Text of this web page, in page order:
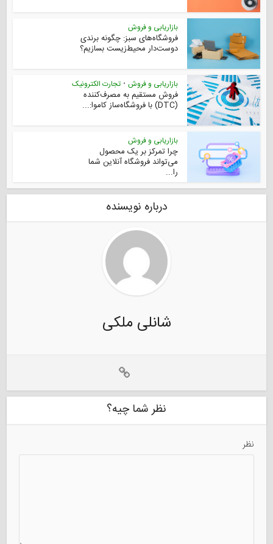
بازاریابی و فروش
فروشگاه‌های سبز: چگونه برندی
دوست‌دار محیط‌زیست بسازیم؟
بازاریابی و فروش • تجارت الکترونیک
فروش مستقیم به مصرف‌کننده
(DTC) با فروشگاه‌ساز کاموا:...
بازاریابی و فروش
چرا تمرکز بر یک محصول
می‌تواند فروشگاه آنلاین شما
را...
درباره نویسنده
شانلی ملکی
نظر شما چیه؟
نظر